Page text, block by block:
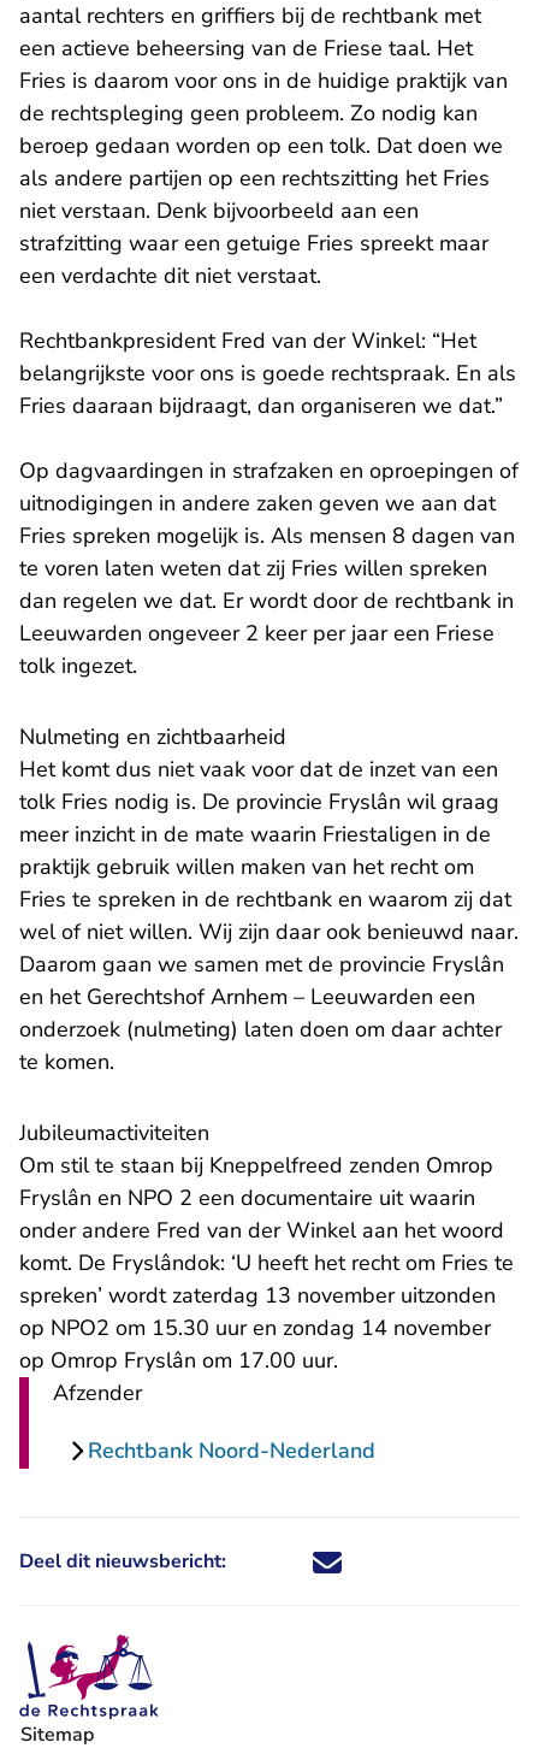
aantal rechters en griffiers bij de rechtbank met
een actieve beheersing van de Friese taal. Het
Fries is daarom voor ons in de huidige praktijk van
de rechtspleging geen probleem. Zo nodig kan
beroep gedaan worden op een tolk. Dat doen we
als andere partijen op een rechtszitting het Fries
niet verstaan. Denk bijvoorbeeld aan een
strafzitting waar een getuige Fries spreekt maar
een verdachte dit niet verstaat.
Rechtbankpresident Fred van der Winkel: “Het
belangrijkste voor ons is goede rechtspraak. En als
Fries daaraan bijdraagt, dan organiseren we dat.”
Op dagvaardingen in strafzaken en oproepingen of
uitnodigingen in andere zaken geven we aan dat
Fries spreken mogelijk is. Als mensen 8 dagen van
te voren laten weten dat zij Fries willen spreken
dan regelen we dat. Er wordt door de rechtbank in
Leeuwarden ongeveer 2 keer per jaar een Friese
tolk ingezet.
Nulmeting en zichtbaarheid
Het komt dus niet vaak voor dat de inzet van een
tolk Fries nodig is. De provincie Fryslân wil graag
meer inzicht in de mate waarin Friestaligen in de
praktijk gebruik willen maken van het recht om
Fries te spreken in de rechtbank en waarom zij dat
wel of niet willen. Wij zijn daar ook benieuwd naar.
Daarom gaan we samen met de provincie Fryslân
en het Gerechtshof Arnhem – Leeuwarden een
onderzoek (nulmeting) laten doen om daar achter
te komen.
Jubileumactiviteiten
Om stil te staan bij Kneppelfreed zenden Omrop
Fryslân en NPO 2 een documentaire uit waarin
onder andere Fred van der Winkel aan het woord
komt. De Fryslândok: ‘U heeft het recht om Fries te
spreken’ - U verlaat Rechtspraak.nl
wordt zaterdag 13 november uitzonden
op NPO2 om 15.30 uur en zondag 14 november
op Omrop Fryslân om 17.00 uur.
Afzender
Rechtbank Noord-Nederland
Deel dit nieuwsbericht: Deel dit nieuwsbericht via X -
Deel dit nieuwsbericht via
Deel dit nieuwsbericht
Deel dit
Sitemap